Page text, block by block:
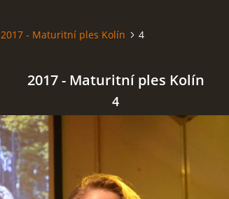
2017 - Maturitní ples Kolín 4
2017 - Maturitní ples Kolín
4